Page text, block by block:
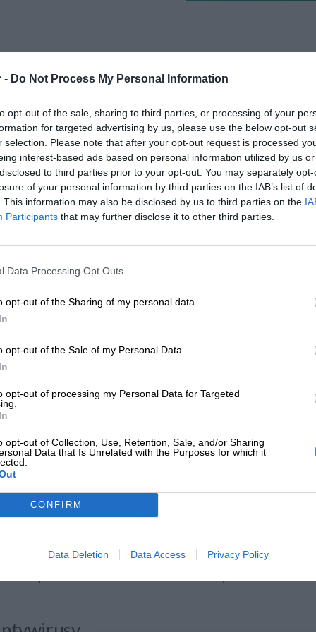
- Do Not Process My Personal Information
opt-out of the sale, sharing to third parties, or processing of your
for targeted advertising by us, please use the below opt-out
selection. Please note that after your opt-out request is processed
interest-based ads based on personal information utilized by us
to third parties prior to your opt-out. You may separately
of your personal information by third parties on the IAB’s list of
This information may also be disclosed by us to third parties on the
Participants that may further disclose it to other third parties.
Data Processing Opt Outs
opt-out of the Sharing of my personal data.
opt-out of the Sale of my Personal Data.
opt-out of processing my Personal Data for Targeted
opt-out of Collection, Use, Retention, Sale, and/or Sharing
Data that Is Unrelated with the Purposes for which it
CONFIRM
Data Deletion Data Access Privacy Policy
Telefoniczne Wsparcie
Techniczne - Netla...
Telefoniczne Wsparcie
Techniczne - NETLA...
365
Microsoft 365 Business Basic